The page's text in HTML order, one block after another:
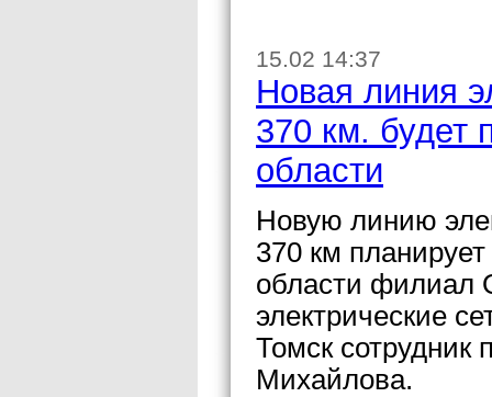
15.02 14:37
Новая линия
370 км. будет
области
Новую линию
370 км
области
электрические
Томск
Михайлова.